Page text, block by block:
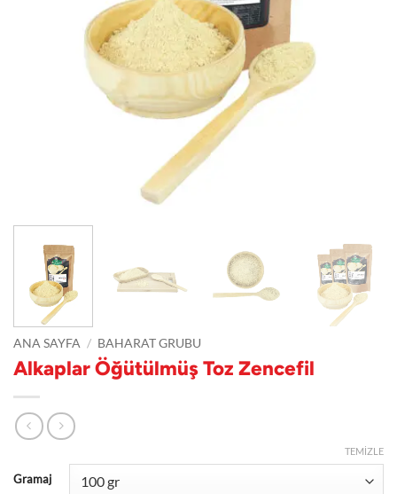
ANA SAYFA / BAHARAT GRUBU
Alkaplar Öğütülmüş Toz Zencefil
Gramaj
TEMIZLE